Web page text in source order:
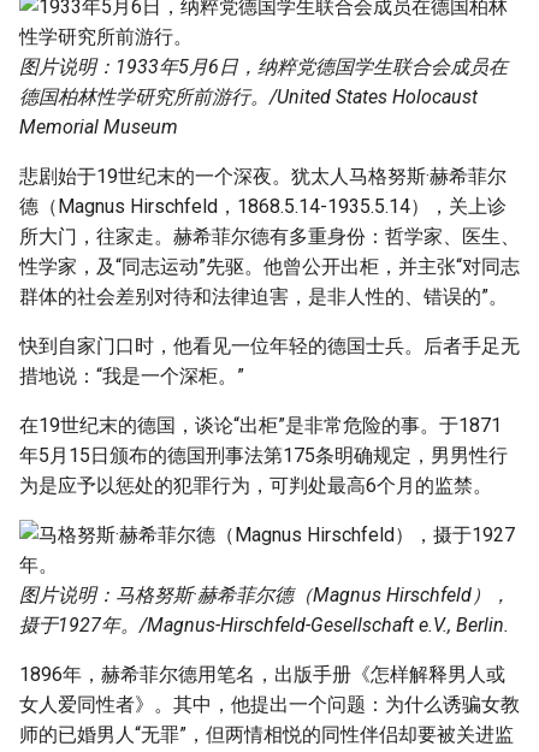
图片说明：1933年5月6日，纳粹党德国学生联合会成员在
德国柏林性学研究所前游行。/United States Holocaust
Memorial Museum
悲剧始于19世纪末的一个深夜。犹太人马格努斯·赫希菲尔
德（Magnus Hirschfeld，1868.5.14-1935.5.14），关上诊
所大门，往家走。赫希菲尔德有多重身份：哲学家、医生、
性学家，及“同志运动”先驱。他曾公开出柜，并主张“对同志
群体的社会差别对待和法律迫害，是非人性的、错误的”。
快到自家门口时，他看见一位年轻的德国士兵。后者手足无
措地说：“我是一个深柜。”
在19世纪末的德国，谈论“出柜”是非常危险的事。于1871
年5月15日颁布的德国刑事法第175条明确规定，男男性行
为是应予以惩处的犯罪行为，可判处最高6个月的监禁。
图片说明：马格努斯·赫希菲尔德（Magnus Hirschfeld），
摄于1927年。/Magnus-Hirschfeld-Gesellschaft e.V., Berlin.
1896年，赫希菲尔德用笔名，出版手册《怎样解释男人或
女人爱同性者》。其中，他提出一个问题：为什么诱骗女教
师的已婚男人“无罪”，但两情相悦的同性伴侣却要被关进监